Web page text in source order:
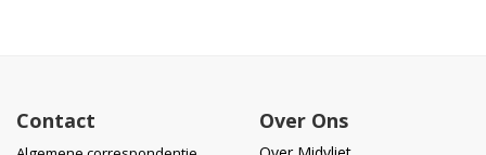
Contact Over Ons